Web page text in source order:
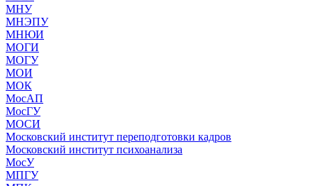
МНУ
МНЭПУ
МНЮИ
МОГИ
МОГУ
МОИ
МОК
МосАП
МосГУ
МОСИ
Московский институт переподготовки кадров
Московский институт психоанализа
МосУ
МПГУ